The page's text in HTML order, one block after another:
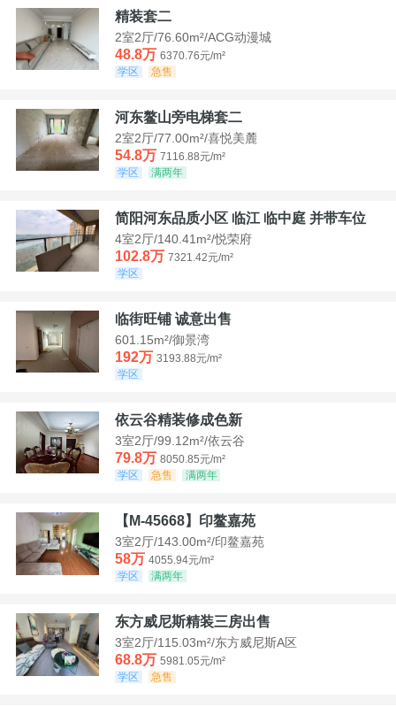
精装套二
2室2厅/76.60m²/ACG动漫城
48.8万 6370.76元/m²
学区
急售
河东鳌山旁电梯套二
2室2厅/77.00m²/喜悦美麓
54.8万 7116.88元/m²
学区
满两年
简阳河东品质小区 临江 临中庭 并带车位
4室2厅/140.41m²/悦荣府
102.8万 7321.42元/m²
学区
临街旺铺 诚意出售
601.15m²/御景湾
192万 3193.88元/m²
学区
依云谷精装修成色新
3室2厅/99.12m²/依云谷
79.8万 8050.85元/m²
学区
急售 满两年
【M-45668】印鳌嘉苑
3室2厅/143.00m²/印鳌嘉苑
58万 4055.94元/m²
学区
满两年
东方威尼斯精装三房出售
3室2厅/115.03m²/东方威尼斯A区
68.8万 5981.05元/m²
学区
急售